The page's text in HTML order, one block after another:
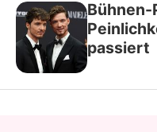
Bühnen-
passiert